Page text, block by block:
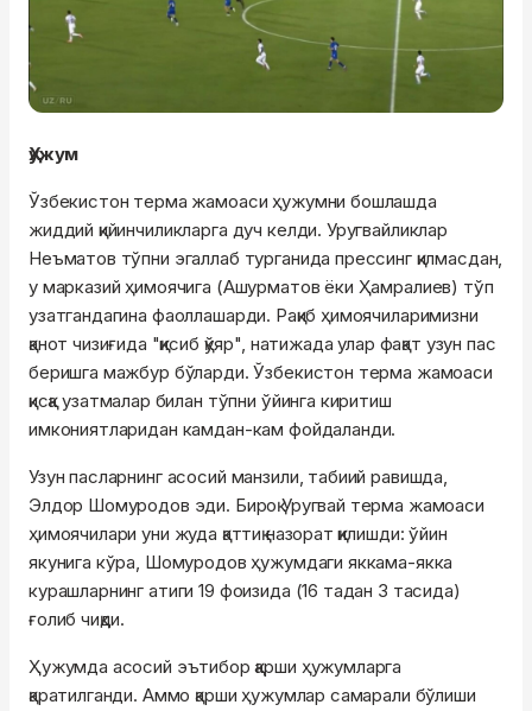
Ҳужум
Ўзбекистон терма жамоаси ҳужумни бошлашда
жиддий қийинчиликларга дуч келди. Уругвайликлар
Неъматов тўпни эгаллаб турганида прессинг қилмасдан,
у марказий ҳимоячига (Ашурматов ёки Ҳамралиев) тўп
узатгандагина фаоллашарди. Рақиб ҳимоячиларимизни
қанот чизиғида "қисиб қўяр", натижада улар фақат узун пас
беришга мажбур бўларди. Ўзбекистон терма жамоаси
қисқа узатмалар билан тўпни ўйинга киритиш
имкониятларидан камдан-кам фойдаланди.
Узун пасларнинг асосий манзили, табиий равишда,
Элдор Шомуродов эди. Бироқ Уругвай терма жамоаси
ҳимоячилари уни жуда қаттиқ назорат қилишди: ўйин
якунига кўра, Шомуродов ҳужумдаги яккама-якка
курашларнинг атиги 19 фоизида (16 тадан 3 тасида)
ғолиб чиқди.
Ҳужумда асосий эътибор қарши ҳужумларга
қаратилганди. Аммо қарши ҳужумлар самарали бўлиши